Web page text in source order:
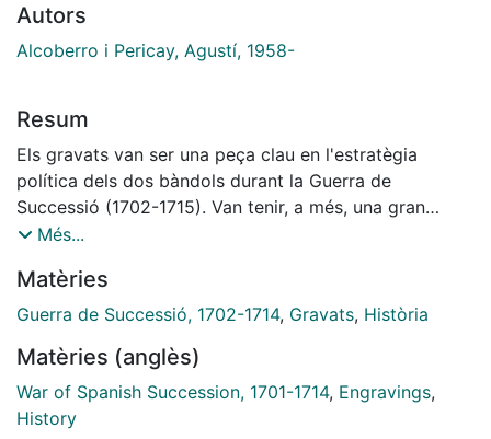
Autors
Alcoberro i Pericay, Agustí, 1958-
Resum
Els gravats van ser una peça clau en l'estratègia
política dels dos bàndols durant la Guerra de
Successió (1702-1715). Van tenir, a més, una gran
demanda per part de l'opinió pública d'arreu d'Europa,
contesa, i en especial pel setge de Barcelona de 1714,
es va prolongar arreu tot al llarg del segle XVIII.
Felip V, on ben aviat es van prohibir les referències a la
contesa. A Catalunya, el relat va prendre una nova
volada durant el segle XIX i les primeres dècades del
Més...
Matèries
Guerra de Successió, 1702-1714, Gravats, Història
Matèries (anglès)
War of Spanish Succession, 1701-1714, Engravings,
History